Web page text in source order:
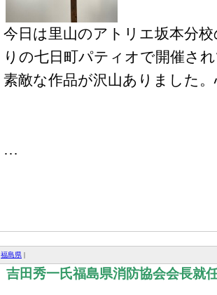
今日は里山のアトリエ坂本分
りの七日町パティオで開催さ
素敵な作品が沢山ありました
…
福島県 |
吉田秀一氏福島県消防協会会長就